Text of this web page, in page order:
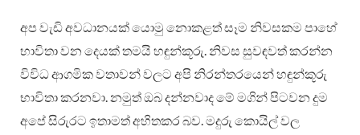
අප වැඩි අවධානයක් යොමු නොකළත් සෑම නිවසකම පාහේ
භාවිතා වන දෙයක් තමයි හඳුන්කූරු. නිවස සුවඳවත් කරන්න
විවිධ ආගමික වතාවන් වලට අපි නිරන්තරයෙන් හඳුන්කූරු
භාවිතා කරනවා. නමුත් ඔබ දන්නවාද මේ මගින් පිටවන දුම
අපේ සිරුරට ඉතාමත් අහිතකර බව. මදුරු කොයිල් වල